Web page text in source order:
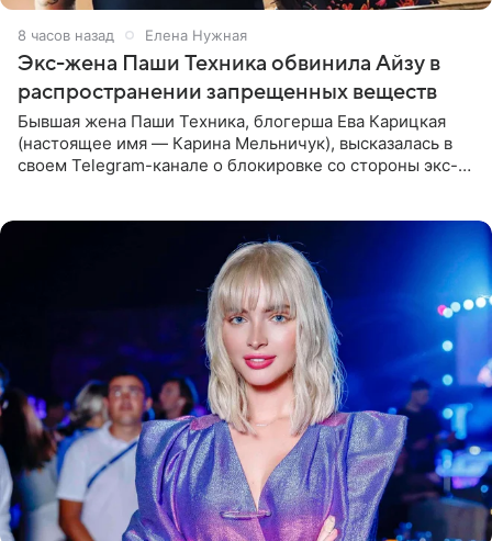
8 часов назад Елена Нужная
Экс-жена Паши Техника обвинила Айзу в
распространении запрещенных веществ
Бывшая жена Паши Техника, блогерша Ева Карицкая
(настоящее имя — Карина Мельничук), высказалась в
своем Telegram-канале о блокировке со стороны экс-